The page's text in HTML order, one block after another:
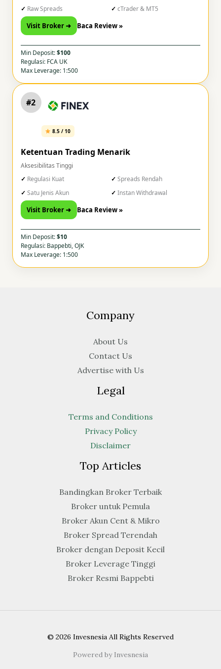
Raw Spreads
cTrader & MT5
Visit Broker ➜ Baca Review »
Min Deposit:$100
Regulasi: FCA UK
Max Leverage: 1:500
#2
8.5 / 10
Ketentuan Trading Menarik
Aksesibilitas Tinggi
Regulasi Kuat
Spreads Rendah
Satu Jenis Akun
Instan Withdrawal
Visit Broker ➜ Baca Review »
Min Deposit:$10
Regulasi: Bappebti, OJK
Max Leverage: 1:500
Company
About Us
Contact Us
Advertise with Us
Legal
Terms and Conditions
Privacy Policy
Disclaimer
Top Articles
Bandingkan Broker Terbaik
Broker untuk Pemula
Broker Akun Cent & Mikro
Broker Spread Terendah
Broker dengan Deposit Kecil
Broker Leverage Tinggi
Broker Resmi Bappebti
© 2026 Invesnesia All Rights Reserved
Powered by Invesnesia